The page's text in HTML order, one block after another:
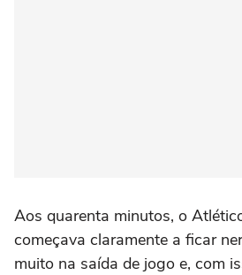
Aos quarenta minutos, o
começava claramente a ficar
muito na saída de jogo e, com